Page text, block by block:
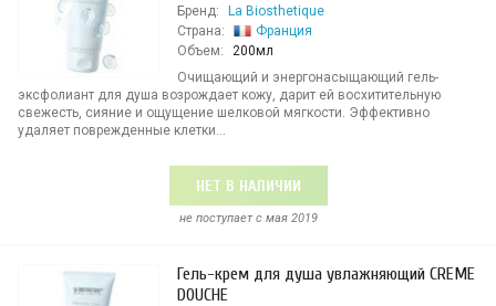
Бренд:
La Biosthetique
Страна:
Франция
Объем:
200мл
Очищающий и энергонасыщающий гель-
эксфолиант для душа возрождает кожу, дарит ей восхитительную
свежесть, сияние и ощущение шелковой мягкости. Эффективно
удаляет поврежденные клетки...
НЕТ В НАЛИЧИИ
не поступает c мая 2019
Гель-крем для душа увлажняющий CREME
DOUCHE